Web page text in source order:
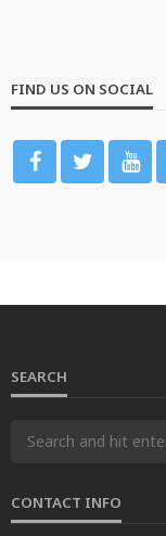
FIND US ON SOCIAL
SEARCH
CONTACT INFO